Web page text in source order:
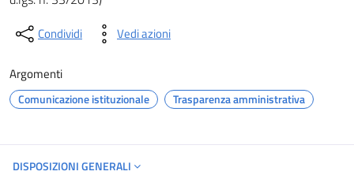
Condividi Vedi azioni
Argomenti
Comunicazione istituzionale Trasparenza amministrativa
DISPOSIZIONI GENERALI